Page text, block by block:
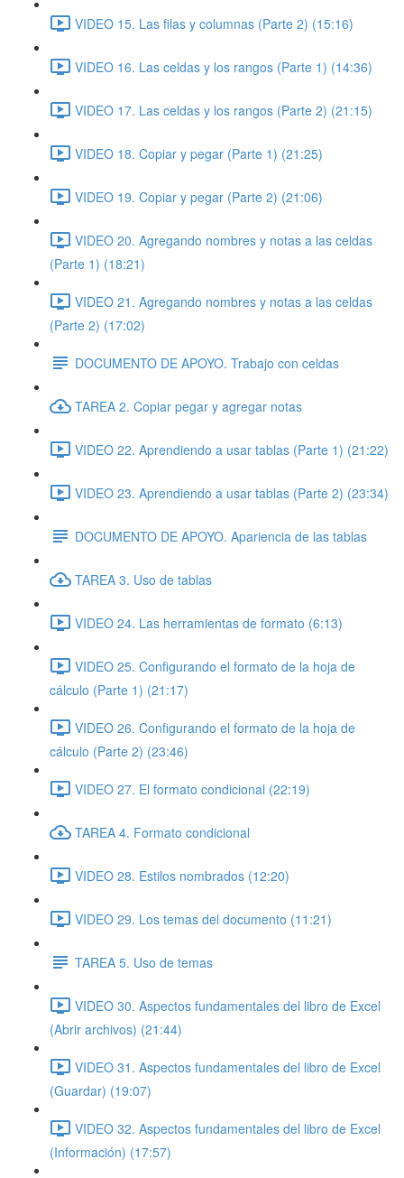
VIDEO 15. Las filas y columnas (Parte 2) (15:16)
VIDEO 16. Las celdas y los rangos (Parte 1) (14:36)
VIDEO 17. Las celdas y los rangos (Parte 2) (21:15)
VIDEO 18. Copiar y pegar (Parte 1) (21:25)
VIDEO 19. Copiar y pegar (Parte 2) (21:06)
VIDEO 20. Agregando nombres y notas a las celdas
(Parte 1) (18:21)
VIDEO 21. Agregando nombres y notas a las celdas
(Parte 2) (17:02)
DOCUMENTO DE APOYO. Trabajo con celdas
TAREA 2. Copiar pegar y agregar notas
VIDEO 22. Aprendiendo a usar tablas (Parte 1) (21:22)
VIDEO 23. Aprendiendo a usar tablas (Parte 2) (23:34)
DOCUMENTO DE APOYO. Apariencia de las tablas
TAREA 3. Uso de tablas
VIDEO 24. Las herramientas de formato (6:13)
VIDEO 25. Configurando el formato de la hoja de
cálculo (Parte 1) (21:17)
VIDEO 26. Configurando el formato de la hoja de
cálculo (Parte 2) (23:46)
VIDEO 27. El formato condicional (22:19)
TAREA 4. Formato condicional
VIDEO 28. Estilos nombrados (12:20)
VIDEO 29. Los temas del documento (11:21)
TAREA 5. Uso de temas
VIDEO 30. Aspectos fundamentales del libro de Excel
(Abrir archivos) (21:44)
VIDEO 31. Aspectos fundamentales del libro de Excel
(Guardar) (19:07)
VIDEO 32. Aspectos fundamentales del libro de Excel
(Información) (17:57)